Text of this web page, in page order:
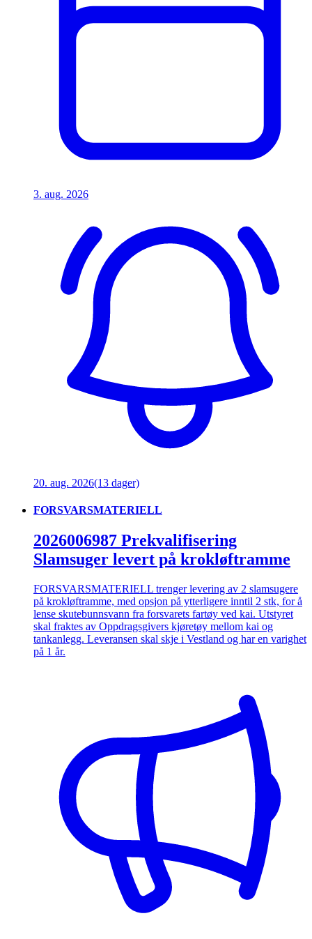
3. aug. 2026
20. aug. 2026(13 dager)
FORSVARSMATERIELL
2026006987 Prekvalifisering
Slamsuger levert på krokløftramme
FORSVARSMATERIELL trenger levering av 2 slamsugere
på krokløftramme, med opsjon på ytterligere inntil 2 stk, for å
lense skutebunnsvann fra forsvarets fartøy ved kai. Utstyret
skal fraktes av Oppdragsgivers kjøretøy mellom kai og
tankanlegg. Leveransen skal skje i Vestland og har en varighet
på 1 år.